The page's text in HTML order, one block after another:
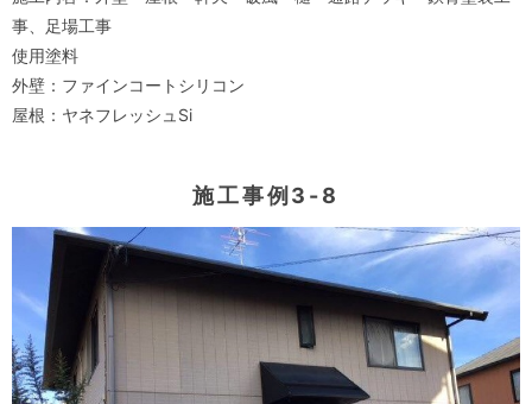
事、足場工事
使用塗料
外壁：ファインコートシリコン
屋根：ヤネフレッシュSi
施工事例3-8